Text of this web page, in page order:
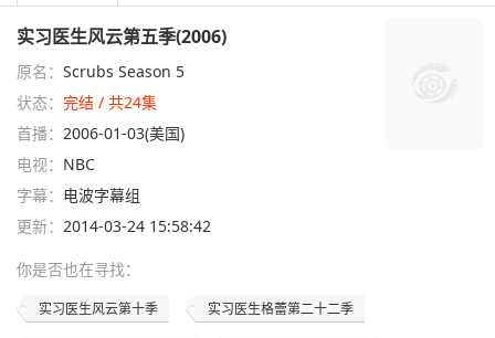
实习医生风云第五季(2006)
原名： Scrubs Season 5
状态： 完结 / 共24集
首播： 2006-01-03(美国)
电视： NBC
字幕： 电波字幕组
更新： 2014-03-24 15:58:42
你是否也在寻找：
实习医生风云第十季 实习医生格蕾第二十二季